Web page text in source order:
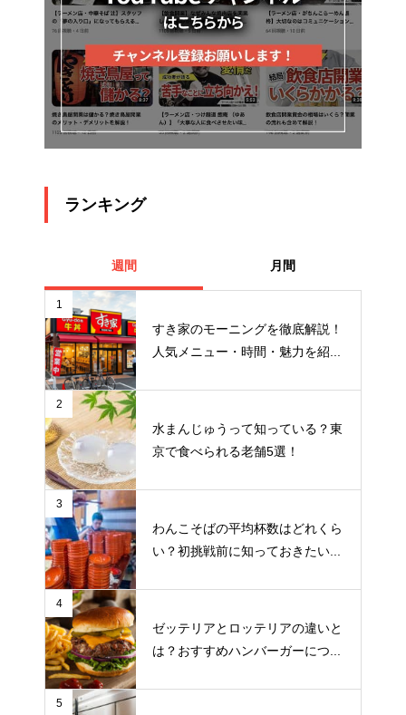
ランキング
週間 月間
1
すき家のモーニングを徹底解説！
人気メニュー・時間・魅力を紹...
2
水まんじゅうって知っている？東
京で食べられる老舗5選！
3
わんこそばの平均杯数はどれくら
い？初挑戦前に知っておきたい...
4
ゼッテリアとロッテリアの違いと
は？おすすめハンバーガーにつ...
5